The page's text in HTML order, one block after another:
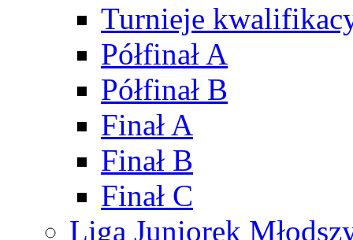
Turnieje
Półfinał A
Półfinał B
Finał A
Finał B
Finał C
Liga Juniorek